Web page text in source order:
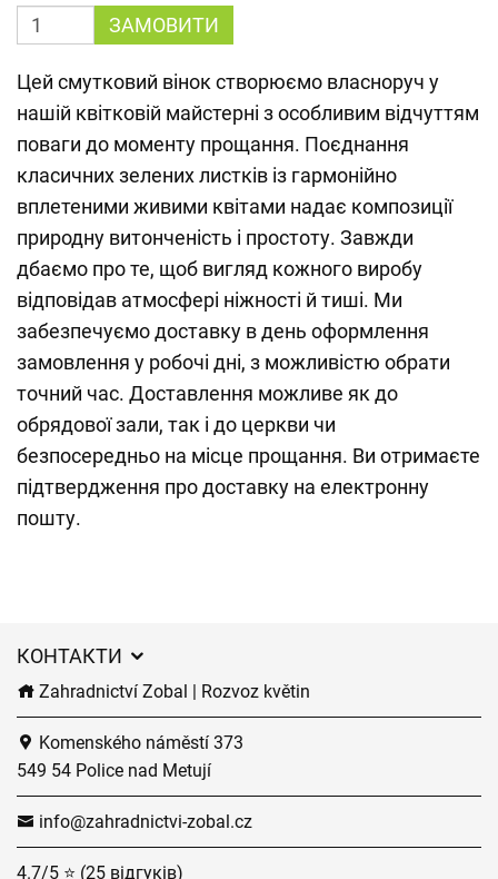
ЗАМОВИТИ
Цей смутковий вінок створюємо власноруч у
нашій квітковій майстерні з особливим відчуттям
поваги до моменту прощання. Поєднання
класичних зелених листків із гармонійно
вплетеними живими квітами надає композиції
природну витонченість і простоту. Завжди
дбаємо про те, щоб вигляд кожного виробу
відповідав атмосфері ніжності й тиші. Ми
забезпечуємо доставку в день оформлення
замовлення у робочі дні, з можливістю обрати
точний час. Доставлення можливе як до
обрядової зали, так і до церкви чи
безпосередньо на місце прощання. Ви отримаєте
підтвердження про доставку на електронну
пошту.
КОНТАКТИ
Zahradnictví Zobal | Rozvoz květin
Komenského náměstí 373
549 54 Police nad Metují
info@zahradnictvi-zobal.cz
4.7/5 ⭐ (25 відгуків)